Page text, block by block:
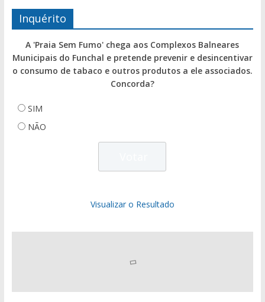
Inquérito
A 'Praia Sem Fumo' chega aos Complexos Balneares
Municipais do Funchal e pretende prevenir e desincentivar
o consumo de tabaco e outros produtos a ele associados.
Concorda?
SIM
NÃO
Visualizar o Resultado